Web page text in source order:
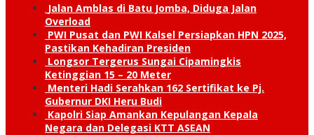
Jalan Amblas di Batu Jomba, Diduga Jalan
Overload
PWI Pusat dan PWI Kalsel Persiapkan HPN 2025,
Pastikan Kehadiran Presiden
Longsor Tergerus Sungai Cipamingkis
Ketinggian 15 – 20 Meter
Menteri Hadi Serahkan 162 Sertifikat ke Pj.
Gubernur DKI Heru Budi
Kapolri Siap Amankan Kepulangan Kepala
Negara dan Delegasi KTT ASEAN